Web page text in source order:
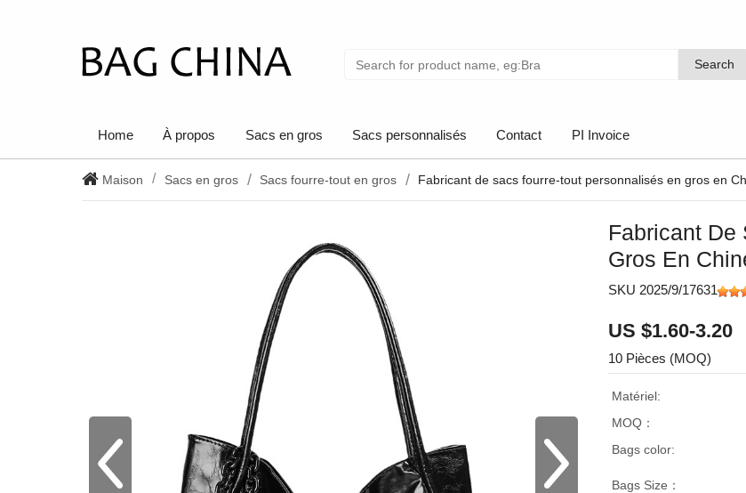
Search
Search
Home À propos Sacs en gros Sacs personnalisés Contact PI Invoice
Maison Sacs en gros Sacs fourre-tout en gros Fabricant de sacs fourre-tout personnalisés en gros en
Fabricant De
Gros En
SKU 2025/9/17631
US $1.60-3.20
10 Pièces (MOQ)
Matériel:
MOQ：
Bags color:
Bags Size：